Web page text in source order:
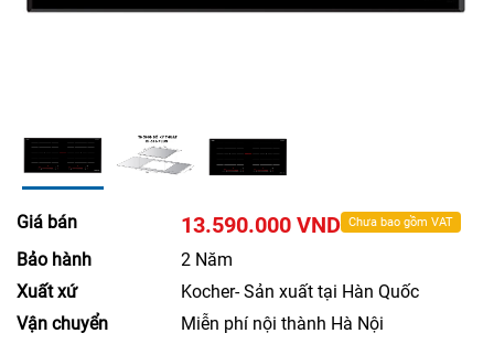
Giá bán 13.590.000 VND Chưa bao gồm VAT
Bảo hành
2 Năm
Xuất xứ
Kocher- Sản xuất tại Hàn Quốc
Vận chuyển
Miễn phí nội thành Hà Nội